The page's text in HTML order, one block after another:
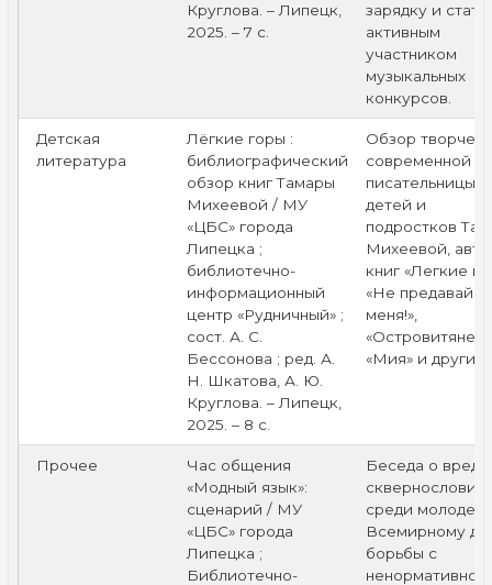
Круглова. – Липецк,
2025. – 7 с.
зарядку и стать
активным
участником
музыкальных
конкурсов.
Детская
литература
Лёгкие горы :
библиографический
обзор книг Тамары
Михеевой / МУ
«ЦБС» города
Липецка ;
библиотечно-
информационный
центр «Рудничный» ;
сост. А. С.
Бессонова ; ред. А.
Н. Шкатова, А. Ю.
Круглова. – Липецк,
2025. – 8 с.
Обзор
современной
писательницы
детей и
подростков
Михеевой,
книг «Легкие
«Не предавай
меня!»,
«Островитяне»,
«Мия» и другие.
Прочее
Час общения
«Модный язык»:
сценарий / МУ
«ЦБС» города
Липецка ;
Библиотечно-
Беседа о вреде
сквернословия
среди
Всемирному
борьбы с
ненормативной